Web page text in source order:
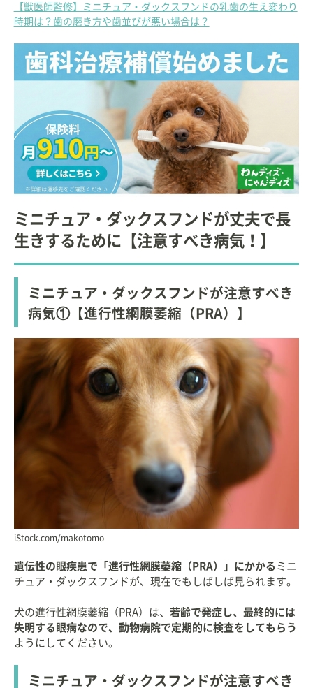
【獣医師監修】ミニチュア・ダックスフンドの乳歯の生え変わり
時期は？歯の磨き方や歯並びが悪い場合は？
ミニチュア・ダックスフンドが丈夫で長
生きするために【注意すべき病気！】
ミニチュア・ダックスフンドが注意すべき
病気①【進行性網膜萎縮（PRA）】
iStock.com/makotomo
遺伝性の眼疾患で「進行性網膜萎縮（PRA）」にかかる ミニ
チュア・ダックスフンドが、現在でもしばしば見られます。
犬の進行性網膜萎縮（PRA）は、 若齢で発症し、最終的には
失明する眼病なので、動物病院で定期的に検査をしてもらう
ようにしてください。
ミニチュア・ダックスフンドが注意すべき